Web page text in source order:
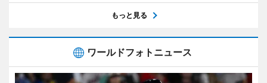
もっと見る
ワールドフォトニュース